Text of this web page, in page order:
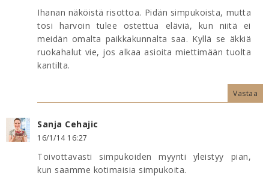
Ihanan näköistä risottoa. Pidän simpukoista, mutta
tosi harvoin tulee ostettua eläviä, kun niitä ei
meidän omalta paikkakunnalta saa. Kyllä se äkkiä
ruokahalut vie, jos alkaa asioita miettimään tuolta
kantilta.
Vastaa
Sanja Cehajic
16/1/14 16:27
Toivottavasti simpukoiden myynti yleistyy pian,
kun saamme kotimaisia simpukoita.